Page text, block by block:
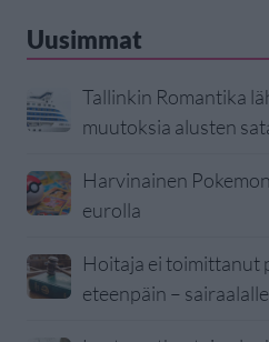
Uusimmat
Tallinkin Romantika
muutoksia alusten
Harvinainen
eurolla
Hoitaja ei toimittanut
eteenpäin –